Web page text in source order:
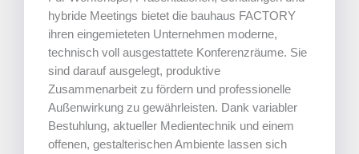
hybride Meetings bietet die bauhaus FACTORY
ihren eingemieteten Unternehmen moderne,
technisch voll ausgestattete Konferenzräume. Sie
sind darauf ausgelegt, produktive
Zusammenarbeit zu fördern und professionelle
Außenwirkung zu gewährleisten. Dank variabler
Bestuhlung, aktueller Medientechnik und einem
offenen, gestalterischen Ambiente lassen sich